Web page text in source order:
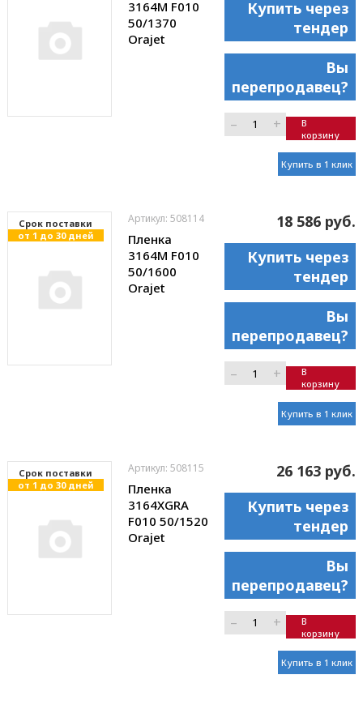
3164M F010
50/1370
Orajet
Купить через
тендер
Вы
перепродавец?
– +
В
корзину
Купить в 1 клик
Cрок поставки
от 1 до 30 дней
Артикул: 508114
Пленка
3164M F010
50/1600
Orajet
18 586 руб.
Купить через
тендер
Вы
перепродавец?
– +
В
корзину
Купить в 1 клик
Cрок поставки
от 1 до 30 дней
Артикул: 508115
Пленка
3164XGRA
F010 50/1520
Orajet
26 163 руб.
Купить через
тендер
Вы
перепродавец?
– +
В
корзину
Купить в 1 клик